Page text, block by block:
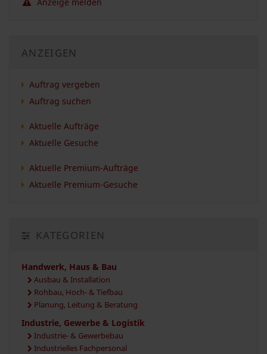
ANZEIGEN
Auftrag vergeben
Auftrag suchen
Aktuelle Aufträge
Aktuelle Gesuche
Aktuelle Premium-Aufträge
Aktuelle Premium-Gesuche
KATEGORIEN
Handwerk, Haus & Bau
Ausbau & Installation
Rohbau, Hoch- & Tiefbau
Planung, Leitung & Beratung
Industrie, Gewerbe & Logistik
Industrie- & Gewerbebau
Industrielles Fachpersonal